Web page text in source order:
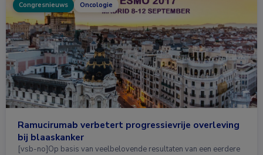
Congresnieuws Oncologie
Ramucirumab verbetert progressievrije overleving
bij blaaskanker
[vsb-no]Op basis van veelbelovende resultaten van een eerdere